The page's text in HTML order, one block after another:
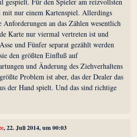
mit nur einem Kartenspiel. Allerdings
Anforderungen an das Zählen wesentlich
Karte nur viermal vertreten ist und
und Fünfer separat gezählt werden
den größten Einfluß auf
und Änderung des Ziehverhaltens
Problem ist aber, das der Dealer das
der Hand spielt. Und das sind richtige
, 22. Juli 2014, um 00:03